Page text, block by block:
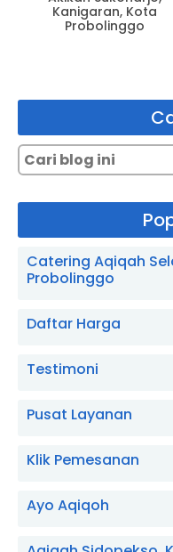
Kanigaran, Kota
Probolinggo
Catering Aqiqah
Probolinggo
Daftar Harga
Testimoni
Pusat Layanan
Klik Pemesanan
Ayo Aqiqoh